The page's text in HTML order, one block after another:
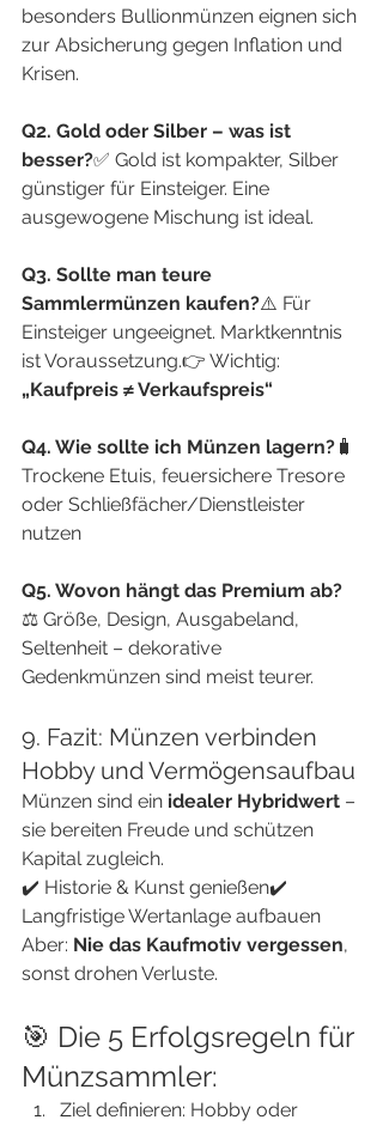
besonders Bullionmünzen eignen sich
zur Absicherung gegen Inflation und
Krisen.
Q2. Gold oder Silber – was ist
besser?✅ Gold ist kompakter, Silber
günstiger für Einsteiger. Eine
ausgewogene Mischung ist ideal.
Q3. Sollte man teure
Sammlermünzen kaufen?⚠️ Für
Einsteiger ungeeignet. Marktkenntnis
ist Voraussetzung.👉 Wichtig:
„Kaufpreis ≠ Verkaufspreis“
Q4. Wie sollte ich Münzen lagern? 🧳
Trockene Etuis, feuersichere Tresore
oder Schließfächer/Dienstleister
nutzen
Q5. Wovon hängt das Premium ab?
⚖️ Größe, Design, Ausgabeland,
Seltenheit – dekorative
Gedenkmünzen sind meist teurer.
9. Fazit: Münzen verbinden
Hobby und Vermögensaufbau
Münzen sind ein idealer Hybridwert –
sie bereiten Freude und schützen
Kapital zugleich.
✔️ Historie & Kunst genießen✔️
Langfristige Wertanlage aufbauen
Aber: Nie das Kaufmotiv vergessen,
sonst drohen Verluste.
🎯 Die 5 Erfolgsregeln für
Münzsammler:
Ziel definieren: Hobby oder